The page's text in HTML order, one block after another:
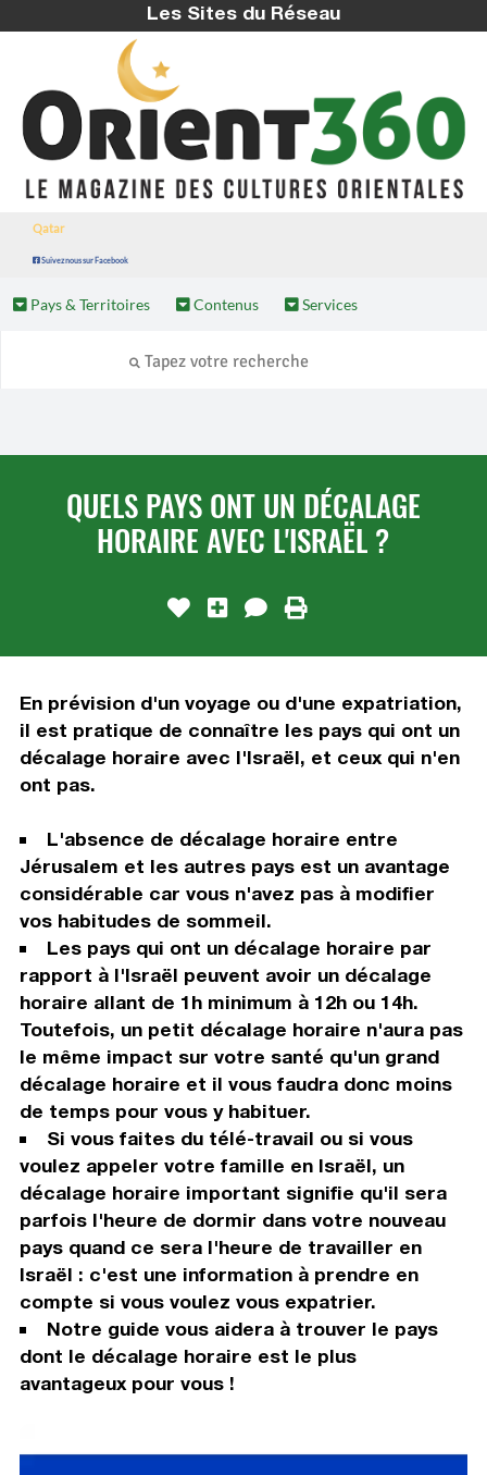
Les Sites du Réseau
Qatar
Suivez nous sur Facebook
Pays & Territoires Contenus Services
QUELS PAYS ONT UN DÉCALAGE
HORAIRE AVEC L'ISRAËL ?
En prévision d'un voyage ou d'une expatriation,
il est pratique de connaître les pays qui ont un
décalage horaire avec l'Israël, et ceux qui n'en
ont pas.
L'absence de décalage horaire entre
Jérusalem et les autres pays est un avantage
considérable car vous n'avez pas à modifier
vos habitudes de sommeil.
Les pays qui ont un décalage horaire par
rapport à l'Israël peuvent avoir un décalage
horaire allant de 1h minimum à 12h ou 14h.
Toutefois, un petit décalage horaire n'aura pas
le même impact sur votre santé qu'un grand
décalage horaire et il vous faudra donc moins
de temps pour vous y habituer.
Si vous faites du télé-travail ou si vous
voulez appeler votre famille en Israël, un
décalage horaire important signifie qu'il sera
parfois l'heure de dormir dans votre nouveau
pays quand ce sera l'heure de travailler en
Israël : c'est une information à prendre en
compte si vous voulez vous expatrier.
Notre guide vous aidera à trouver le pays
dont le décalage horaire est le plus
avantageux pour vous !